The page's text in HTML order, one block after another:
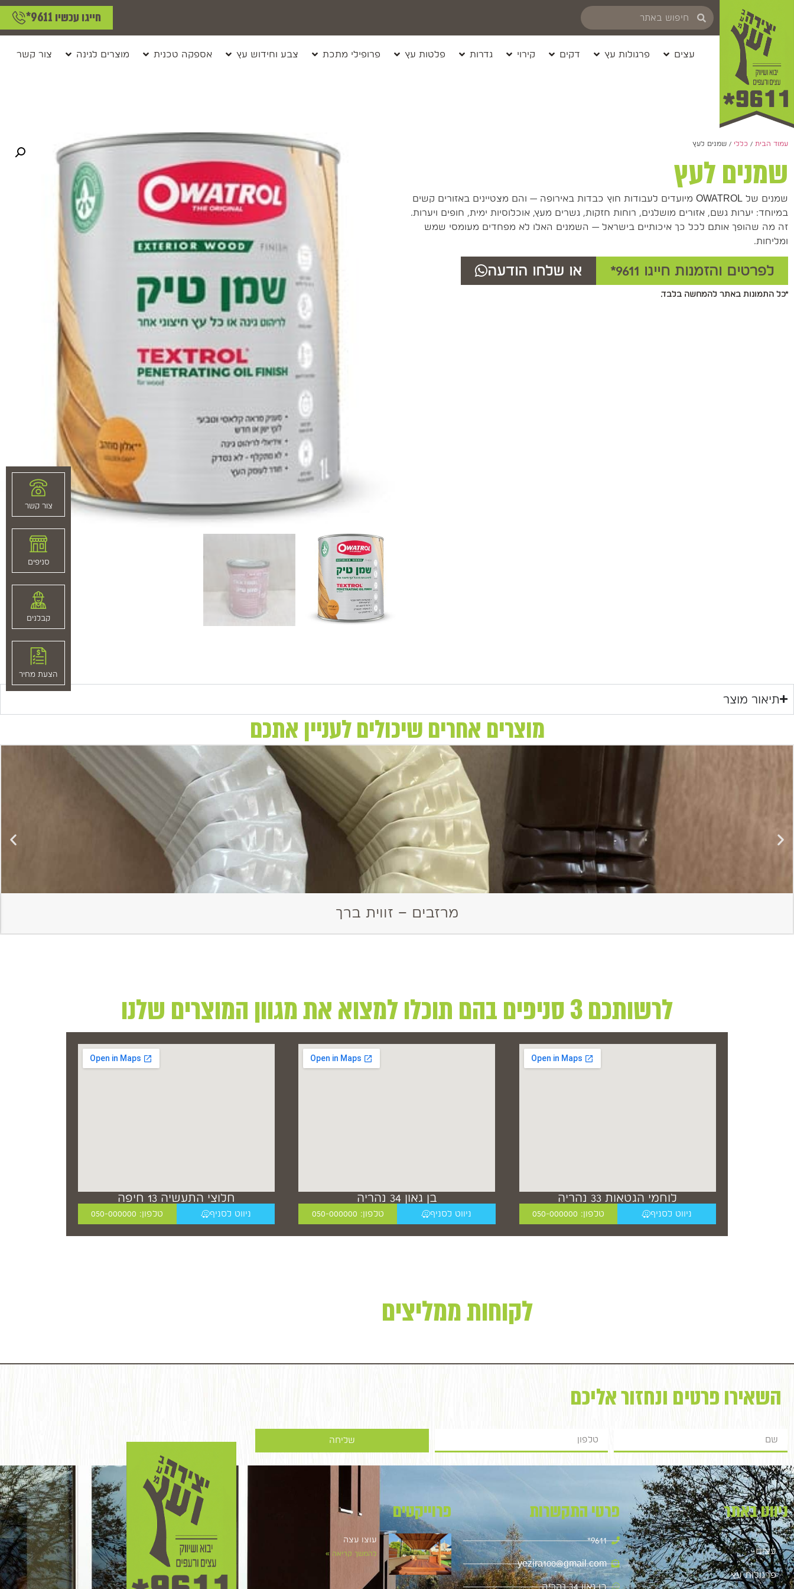
חייגו עכשיו 9611*
עצים פרגולות עץ דקים קירוי גדרות פלטות עץ פרופילי מתכת צבע וחידוש עץ אספקה טכנית מוצרים לגינה צור קשר
עמוד הבית / כללי / שמנים לעץ
שמנים לעץ
שמנים של OWATROL מיועדים לעבודות חוץ כבדות באירופה — והם מצטיינים באזורים קשים
במיוחד: יערות גשם, אזורים מושלגים, רוחות חזקות, גשרים מעץ, אוכלוסיות ימית, חופים ויערות.
זה מה שהופך אותם לכל כך איכותיים בישראל — השמנים האלו לא מפחדים מעומסי שמש
ומליחות.
לפרטים והזמנות חייגו 9611* או שלחו הודעה
*כל התמונות באתר להמחשה בלבד.
תיאור מוצר
מוצרים אחרים שיכולים לעניין אתכם
מרזבים – זווית ברך
לרשותכם 3 סניפים בהם תוכלו למצוא את מגוון המוצרים שלנו
לוחמי הגטאות 33 נהריה
ניווט לסניף טלפון: 050-000000
בן גאון 34 נהריה
ניווט לסניף טלפון: 050-000000
חלוצי התעשיה 13 חיפה
ניווט לסניף טלפון: 050-000000
לקוחות ממליצים
השאירו פרטים ונחזור אליכם
שליחה
ניווט באתר
עצים
פרגולות עץ
פרטי התקשרות
9611*
yezira100@gmail.com
בן גאון 34 נהריה
פרוייקטים
עוצו עצה
להמשך קריאה »
צור קשר
סניפים
קבלנים
הצעת מחיר